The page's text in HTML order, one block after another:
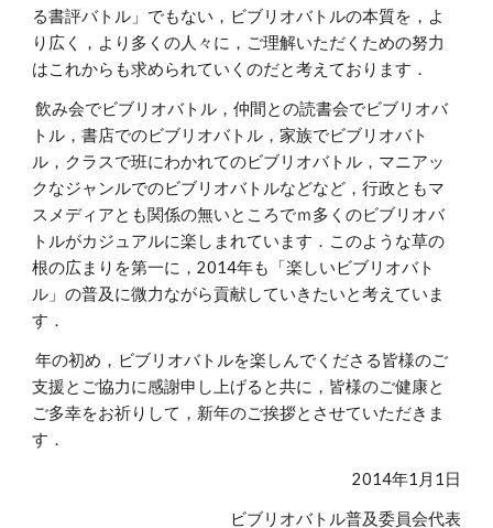
る書評バトル」でもない，ビブリオバトルの本質を，よ
り広く，より多くの人々に，ご理解いただくための努力
はこれからも求められていくのだと考えております．
飲み会でビブリオバトル，仲間との読書会でビブリオバ
トル，書店でのビブリオバトル，家族でビブリオバト
ル，クラスで班にわかれてのビブリオバトル，マニアッ
クなジャンルでのビブリオバトルなどなど，行政ともマ
スメディアとも関係の無いところでｍ多くのビブリオバ
トルがカジュアルに楽しまれています．このような草の
根の広まりを第一に，2014年も「楽しいビブリオバト
ル」の普及に微力ながら貢献していきたいと考えていま
す．
年の初め，ビブリオバトルを楽しんでくださる皆様のご
支援とご協力に感謝申し上げると共に，皆様のご健康と
ご多幸をお祈りして，新年のご挨拶とさせていただきま
す．
2014年1月1日
ビブリオバトル普及委員会代表